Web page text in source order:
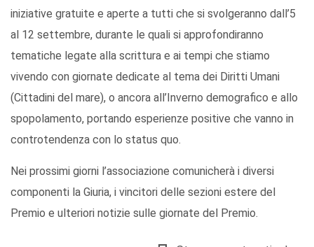
iniziative gratuite e aperte a tutti che si svolgeranno dall’5
al 12 settembre, durante le quali si approfondiranno
tematiche legate alla scrittura e ai tempi che stiamo
vivendo con giornate dedicate al tema dei Diritti Umani
(Cittadini del mare), o ancora all’Inverno demografico e allo
spopolamento, portando esperienze positive che vanno in
controtendenza con lo status quo.
Nei prossimi giorni l’associazione comunicherà i diversi
componenti la Giuria, i vincitori delle sezioni estere del
Premio e ulteriori notizie sulle giornate del Premio.